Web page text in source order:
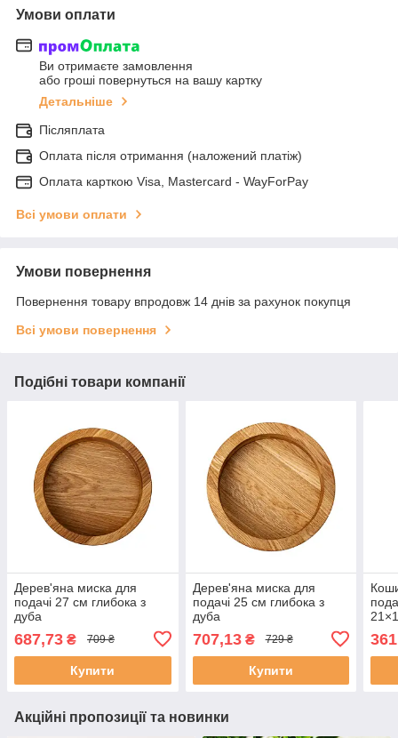
Умови оплати
Ви отримаєте замовлення
або гроші повернуться на вашу картку
Детальніше
Післяплата
Оплата після отримання (наложений платіж)
Оплата карткою Visa, Mastercard - WayForPay
Всі умови оплати
Умови повернення
Повернення товару впродовж 14 днів за рахунок покупця
Всі умови повернення
Подібні товари компанії
Дерев'яна миска для
подачі 27 см глибока з
дуба
687,73 ₴ 709 ₴
Купити
Дерев'яна миска для
подачі 25 см глибока з
дуба
707,13₴ 729 ₴
Купити
Акційні пропозиції та новинки